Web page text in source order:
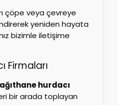
çöpe veya çevreye
yeniden hayata
bizimle iletişime
Firmaları
hurdacı
bir arada toplayan